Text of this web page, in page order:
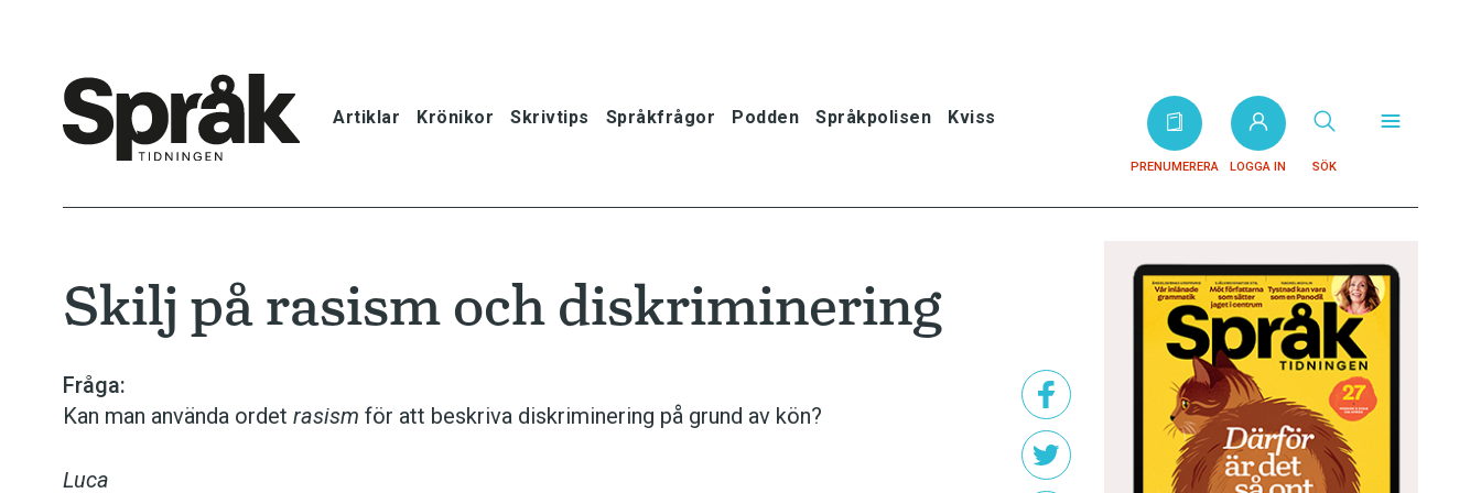
Artiklar Krönikor Skrivtips Språkfrågor Podden Språkpolisen Kviss
PRENUMERERA LOGGA IN SÖK
Krönikor
Skrivtips
Skilj på rasism och diskriminering
Fråga:
Kan man använda ordet rasism för att beskriva diskriminering på grund av kön?
Luca